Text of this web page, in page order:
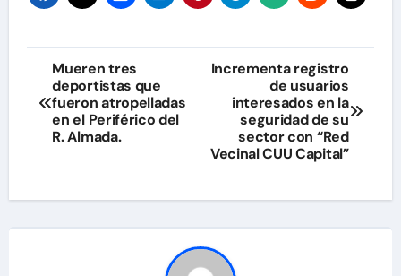
Navegación
de
entradas
Mueren tres
deportistas que
fueron atropelladas
en el Periférico del
R. Almada.
Incrementa registro
de usuarios
interesados en la
seguridad de su
sector con “Red
Vecinal CUU Capital”